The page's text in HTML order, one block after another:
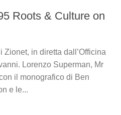
Roots & Culture on
in diretta dall’Officina
Lorenzo Superman, Mr
il monografico di Ben
e le...